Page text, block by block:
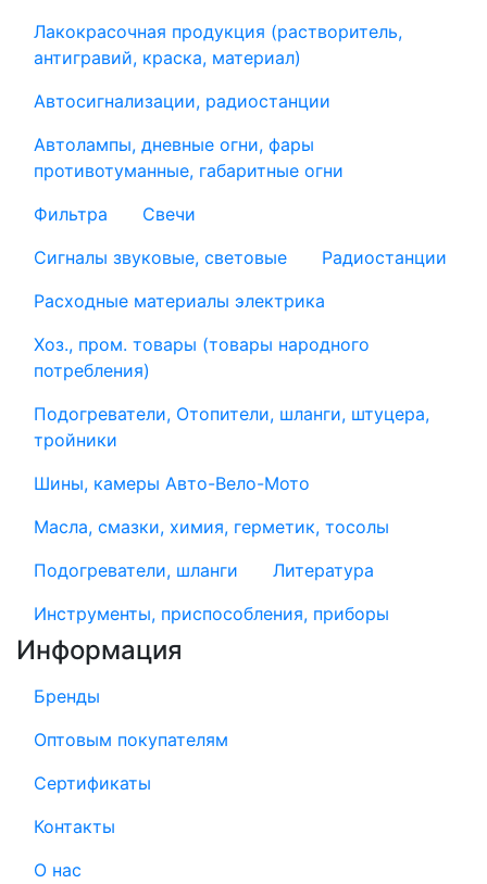
Лакокрасочная продукция (растворитель,
антигравий, краска, материал)
Автосигнализации, радиостанции
Автолампы, дневные огни, фары
противотуманные, габаритные огни
Фильтра
Свечи
Сигналы звуковые, световые
Радиостанции
Расходные материалы электрика
Хоз., пром. товары (товары народного
потребления)
Подогреватели, Отопители, шланги, штуцера,
тройники
Шины, камеры Авто-Вело-Мото
Масла, смазки, химия, герметик, тосолы
Подогреватели, шланги
Литература
Инструменты, приспособления, приборы
Информация
Бренды
Оптовым покупателям
Сертификаты
Контакты
О нас